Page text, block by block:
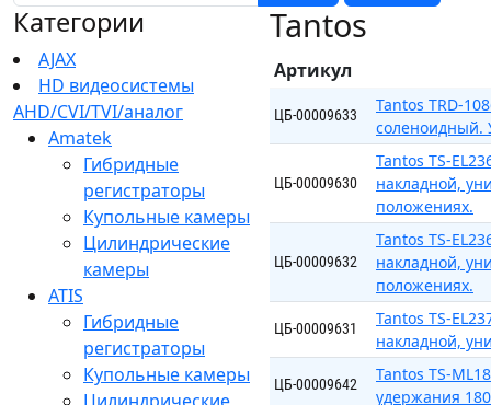
Категории
AJAX
HD видеосистемы
AHD/CVI/TVI/аналог
Amatek
Гибридные
регистраторы
Купольные камеры
Цилиндрические
камеры
ATIS
Гибридные
регистраторы
Купольные камеры
Tantos
Артикул
ЦБ-00009633
Tantos TRD-
соленоидный.
ЦБ-00009630
Tantos TS-
накладной,
положениях.
ЦБ-00009632
Tantos TS-
накладной,
положениях.
ЦБ-00009631
Tantos TS-
накладной,
ЦБ-00009642
Tantos TS-
удержания 180